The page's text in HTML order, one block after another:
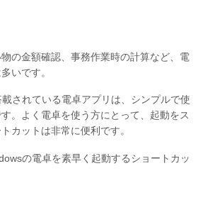
の金額確認、事務作業時の計算など、電
いです。
されている電卓アプリは、シンプルで使
。よく電卓を使う方にとって、起動をス
カットは非常に便利です。
の電卓を素早く起動するショートカッ